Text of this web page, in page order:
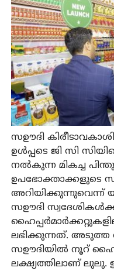
സഊദി
ഉള്‍പ്പടെ ജി സി
നല്‍കുന്ന മികച്ച
ഉപഭോക്താക്കളുടെ
അറിയിക്കുന്നുവെന്ന്
സഊദി
ലഭിക്കുന്നത്. അടുത്ത
സഊദിയില്‍ നൂറ്
ലക്ഷ്യത്തിലാണ് ലുലു.